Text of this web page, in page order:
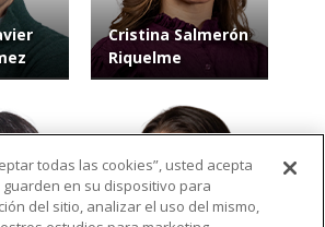
Cristina Salmerón
Riquelme
todas las cookies”, usted acepta
en su dispositivo para
del sitio, analizar el uso del mismo,